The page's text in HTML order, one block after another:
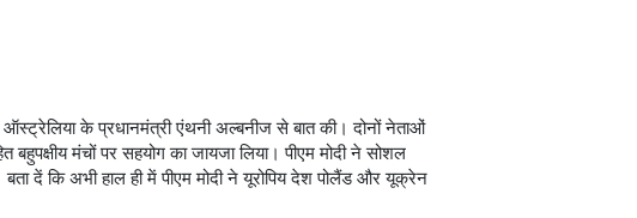
ऑस्ट्रेलिया के प्रधानमंत्री एंथनी अल्बनीज से बात की। दोनों नेताओं
बहुपक्षीय मंचों पर सहयोग का जायजा लिया। पीएम मोदी ने सोशल
बता दें कि अभी हाल ही में पीएम मोदी ने यूरोपिय देश पोलैंड और यूक्रेन